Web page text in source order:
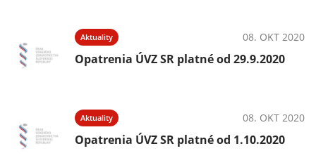
Aktuality 08. OKT 2020
Opatrenia ÚVZ SR platné od 29.9.2020
Aktuality 08. OKT 2020
Opatrenia ÚVZ SR platné od 1.10.2020